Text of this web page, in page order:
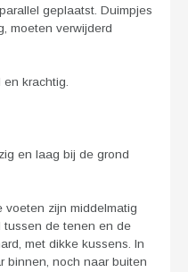
geplaatst. Duimpjes
moeten verwijderd
krachtig.
en laag bij de grond
voeten zijn middelmatig
tussen de tenen en de
met dikke kussens. In
binnen, noch naar buiten